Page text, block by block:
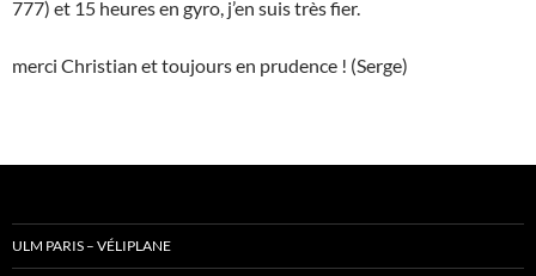
777) et 15 heures en gyro, j’en suis très fier.
merci Christian et toujours en prudence ! (Serge)
ULM PARIS – VÉLIPLANE